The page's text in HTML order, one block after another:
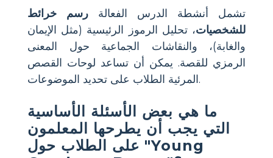
تشمل أنشطة الدرس الفعالة رسم خرائط
للشخصيات، تحليل الرموز الرئيسية (مثل الإيمان
والغابة)، والنقاشات الجماعية حول المعنى
الرمزي للقصة. يمكن أن تساعد لوحات القصص
المرئية الطلاب على تحديد الموضوعات.
ما هي بعض الأسئلة الأساسية
التي يجب أن يطرحها المعلمون
على الطلاب حول "Young